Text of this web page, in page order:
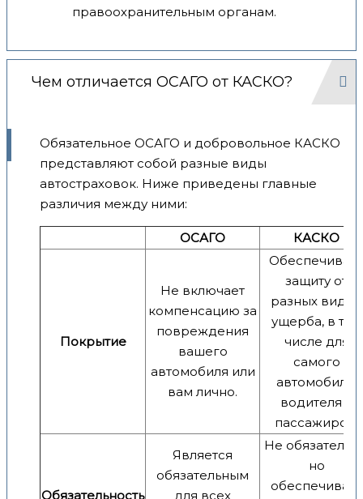
правоохранительным органам.
Чем отличается ОСАГО от КАСКО?
Обязательное ОСАГО и добровольное КАСКО
представляют собой разные виды
автостраховок. Ниже приведены главные
различия между ними:
ОСАГО КАСКО
Покрытие
Не включает
компенсацию за
повреждения
вашего
автомобиля или
вам лично.
Обеспечивает
защиту от
разных видов
ущерба, в том
числе для
самого
автомобиля,
водителя и
пассажиров.
Обязательность
Является
обязательным
для всех
Не
но
обеспечивает